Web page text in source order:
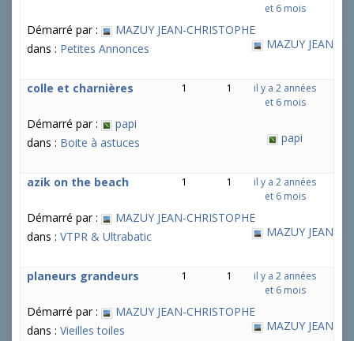
Démarré par :
MAZUY JEAN-CHRISTOPHE
dans : Petites Annonces
et 6 mois
MAZUY JEAN-
colle et charnières
Démarré par :
papi
dans : Boite à astuces
1 1
il y a 2 années
et 6 mois
papi
azik on the beach
Démarré par :
MAZUY JEAN-CHRISTOPHE
dans : VTPR & Ultrabatic
1 1
il y a 2 années
et 6 mois
MAZUY JEAN-
planeurs grandeurs
Démarré par :
MAZUY JEAN-CHRISTOPHE
dans : Vieilles toiles
1 1
il y a 2 années
et 6 mois
MAZUY JEAN-